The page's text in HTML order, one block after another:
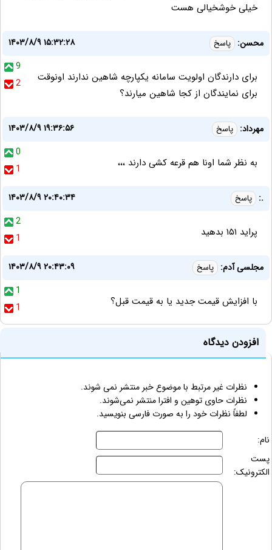
خیلی خوشخیالی هست
محسن: پاسخ
۱۴۰۳/۸/۹ ۱۵:۳۲:۲۸
9
2
برای دارندگان اولویت سامانه یکپارچه شاهین ندارند اونوقت
برای نمایندگان از کجا شاهین میارند؟
مهرداد: پاسخ
۱۴۰۳/۸/۹ ۱۹:۳۶:۵۶
0
1
به نظر شما اونا هم قرعه کشی دارند ،،،
.: پاسخ
۱۴۰۳/۸/۹ ۲۰:۴۰:۳۴
2
1
پراید ۱۵۱ بدهید
مجلسی آدم: پاسخ
۱۴۰۳/۸/۹ ۲۰:۴۳:۰۹
1
1
با افزایش قیمت جدید یا به قیمت قبل؟
افزودن دیدگاه
نظرات غیر مرتبط با موضوع خبر منتشر نمی شوند.
نظرات حاوی توهین و افترا منتشر نمی‌شوند.
لطفاً نظرات خود را به صورت فارسی بنویسید.
نام:
پست
الکترونیک: